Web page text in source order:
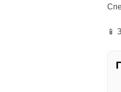
📱